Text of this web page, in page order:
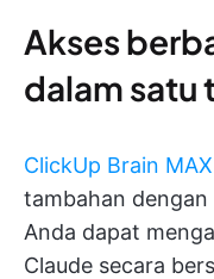
Akses
dalam satu
ClickUp Brain MAX
tambahan
Anda dapat
Claude secara